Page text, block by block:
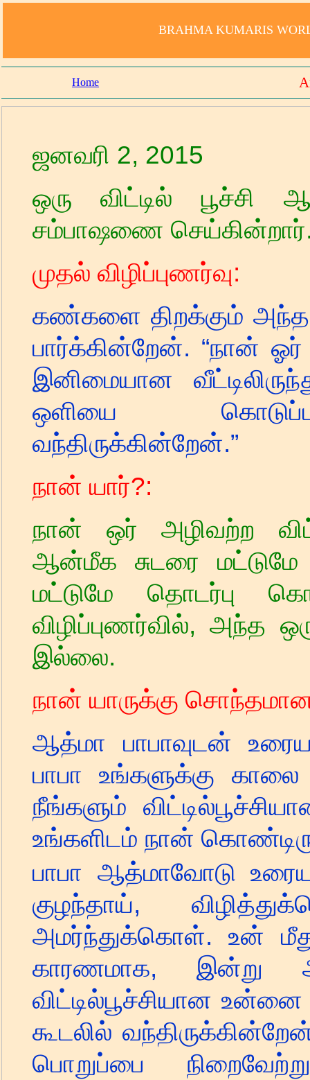
BRAHMA KUMARIS
Home
ஜனவரி 2, 2015
ஒரு விட்டில் பூச்சி
சம்பாஷணை
முதல் விழிப்புணர்வு:
கண்களை திறக்கும்
பார்க்கின்றேன். “நான்
இனிமையான
ஒளியை
வந்திருக்கின்றேன்.”
நான் யார்?:
நான் ஒர் அழிவற்ற
ஆன்மீக சுடரை மட்டுமே
மட்டுமே தொடர்பு
விழிப்புணர்வில், அந்த
இல்லை.
நான் யாருக்கு
ஆத்மா பாபாவுடன்
பாபா உங்களுக்கு
நீங்களும்
உங்களிடம் நான்
பாபா ஆத்மாவோடு
குழந்தாய்,
அமர்ந்துக்கொள்.
உன்
காரணமாக, இன்று
விட்டில்பூச்சியான
கூடலில்
பொறுப்பை